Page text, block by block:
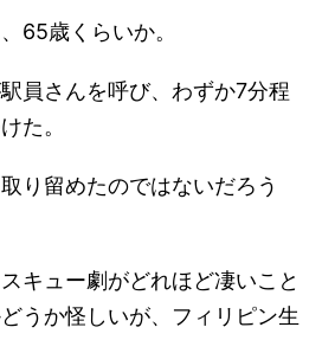
65歳くらいか。
員さんを呼び、わずか7分程
た。
り留めたのではないだろう
キュー劇がどれほど凄いこと
うか怪しいが、フィリピン生